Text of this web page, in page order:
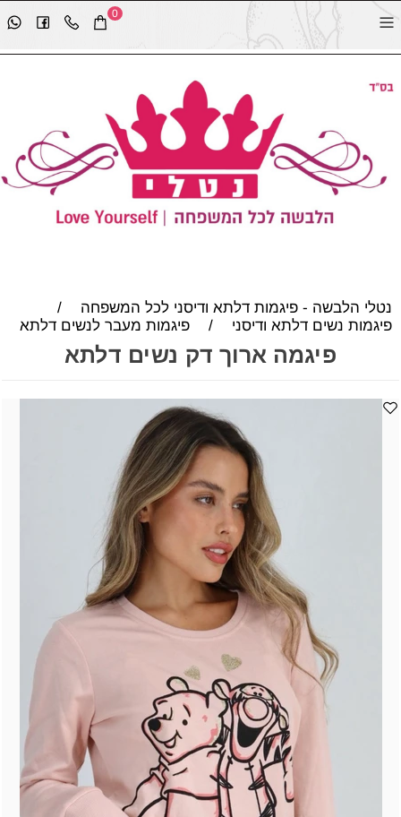
0
נטלי הלבשה - פיגמות דלתא ודיסני לכל המשפחה
/
פיגמות נשים דלתא ודיסני
/ פיגמות מעבר לנשים דלתא
פיגמה ארוך דק נשים דלתא